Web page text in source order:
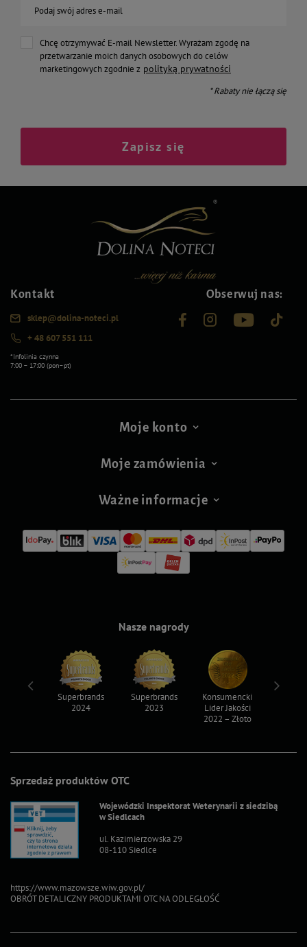
Podaj swój adres e-mail
Chcę otrzymywać E-mail Newsletter. Wyrażam zgodę na
przetwarzanie moich danych osobowych do celów
marketingowych zgodnie z polityką prywatności
* Rabaty nie łączą się
Zapisz się
Kontakt
sklep@dolina-noteci.pl
+ 48 607 551 111
*Infolinia czynna
7:00 – 17:00 (pon–pt)
Obserwuj nas:
Moje konto
Moje zamówienia
Ważne informacje
Sprzedaż produktów OTC
Wojewódzki Inspektorat Weterynarii z siedzibą
w Siedlcach
ul. Kazimierzowska 29
08-110 Siedlce
https://www.mazowsze.wiw.gov.pl/
OBRÓT DETALICZNY PRODUKTAMI OTC NA ODLEGŁOŚĆ
Nasze nagrody
Superbrands
2024
Superbrands
2023
Konsumencki
Lider Jakości
2022 – Złoto